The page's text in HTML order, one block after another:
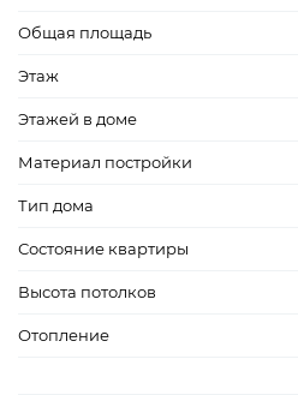
Общая площадь
Этаж
Этажей в доме
Материал постройки
Тип дома
Состояние квартиры
Высота потолков
Отопление